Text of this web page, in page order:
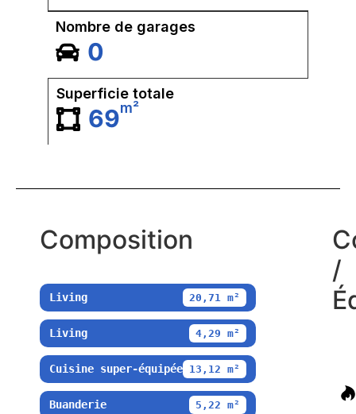
Nombre de garages
0
Superficie totale
69m²
Composition
Living 20,71 m²
Living 4,29 m²
Cuisine super-équipée 13,12 m²
Buanderie 5,22 m²
/